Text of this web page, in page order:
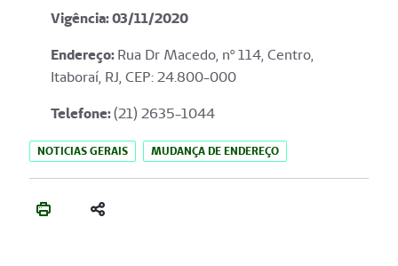
Vigência: 03/11/2020
Endereço:Rua Dr Macedo, nº 114, Centro,
Itaboraí, RJ, CEP: 24.800-000
Telefone:(21) 2635-1044
NOTICIAS GERAIS MUDANÇA DE ENDEREÇO